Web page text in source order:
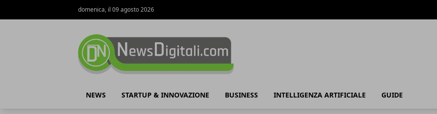
domenica, il 09 agosto 2026
NEWS STARTUP & INNOVAZIONE BUSINESS INTELLIGENZA ARTIFICIALE GUIDE